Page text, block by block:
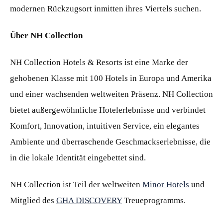
modernen Rückzugsort inmitten ihres Viertels suchen.
Über NH Collection
NH Collection Hotels & Resorts ist eine Marke der
gehobenen Klasse mit 100 Hotels in Europa und Amerika
und einer wachsenden weltweiten Präsenz. NH Collection
bietet außergewöhnliche Hotelerlebnisse und verbindet
Komfort, Innovation, intuitiven Service, ein elegantes
Ambiente und überraschende Geschmackserlebnisse, die
in die lokale Identität eingebettet sind.
NH Collection ist Teil der weltweiten Minor Hotels und
Mitglied des GHA DISCOVERYTreueprogramms.